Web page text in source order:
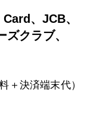
、JCB、
クラブ、
＋決済端末代）